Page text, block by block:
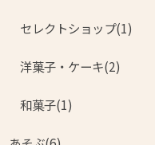
セレクトショップ(1)
洋菓子・ケーキ(2)
和菓子(1)